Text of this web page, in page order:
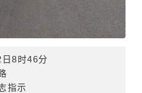
8时46分
指示